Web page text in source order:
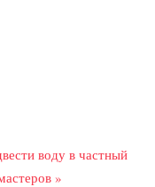
воду в частный
»